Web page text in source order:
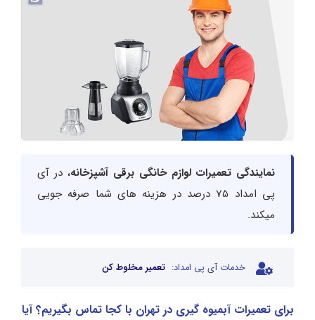
نمایندگی تعمیرات لوازم خانگی برقی آشپزخانه، در آی
پی امداد 75 درصد در هزینه های شما صرفه جویی
میکند.
خدمات آی پی امداد: تعمیر مخلوط کن
برای تعمیرات آبمیوه گیری در تهران با کجا تماس بگیریم؟ آیا